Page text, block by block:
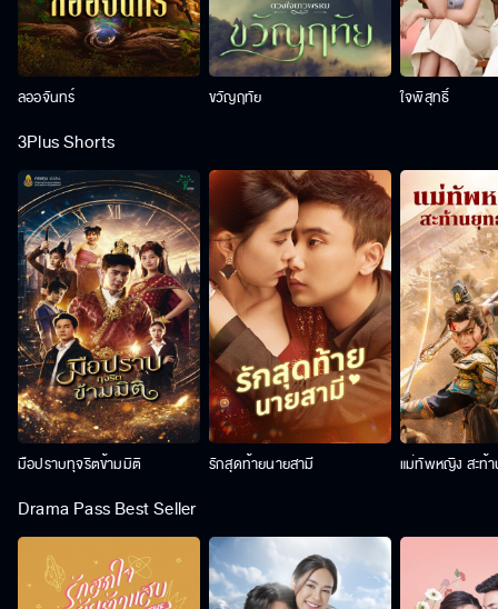
ลออจันทร์ ขวัญฤทัย ใจพิสุทธิ์
3Plus Shorts
มือปราบทุจริตข้ามมิติ รักสุดท้ายนายสามี แม่ทัพหญิง สะท้
Drama Pass Best Seller